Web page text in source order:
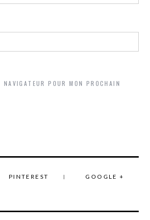
POUR MON PROCHAIN
PINTEREST GOOGLE +